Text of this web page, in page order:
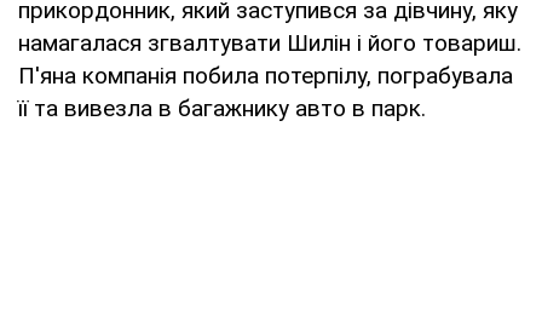
прикордонник, який заступився за дівчину, яку
намагалася згвалтувати Шилін і його товариш.
П'яна компанія побила потерпілу, пограбувала
її та вивезла в багажнику авто в парк.